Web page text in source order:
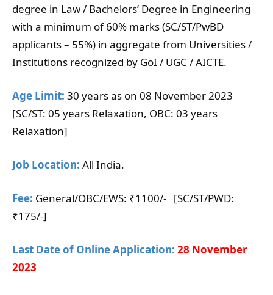
degree in Law / Bachelors’ Degree in Engineering
with a minimum of 60% marks (SC/ST/PwBD
applicants – 55%) in aggregate from Universities /
Institutions recognized by GoI / UGC / AICTE.
Age Limit: 30 years as on 08 November 2023
[SC/ST: 05 years Relaxation, OBC: 03 years
Relaxation]
Job Location: All India.
Fee: General/OBC/EWS: ₹1100/- [SC/ST/PWD:
₹175/-]
Last Date of Online Application: 28 November
2023